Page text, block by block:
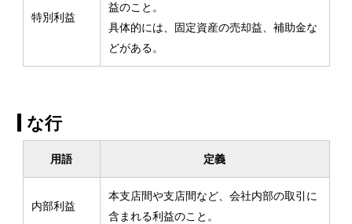
特別利益
益のこと。
具体的には、固定資産の売却益、補助金な
どがある。
な行
用語 定義
内部利益
本支店間や支店間など、会社内部の取引に
含まれる利益のこと。